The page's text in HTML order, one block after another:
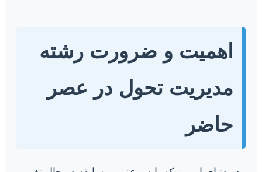
اهمیت و ضرورت رشته
مدیریت تحول در عصر
حاضر